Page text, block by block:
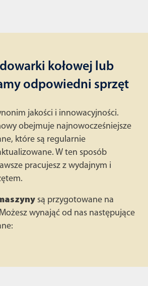
kołowej lub
odpowiedni sprzęt
jakości i innowacyjności.
obejmuje najnowocześniejsze
które są regularnie
W ten sposób
pracujesz z wydajnym i
są przygotowane na
wynająć od nas następujące